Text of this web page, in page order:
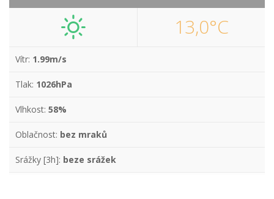
13,0°C
Vítr: 1.99m/s
Tlak: 1026hPa
Vlhkost: 58%
Oblačnost: bez mraků
Srážky [3h]: beze srážek